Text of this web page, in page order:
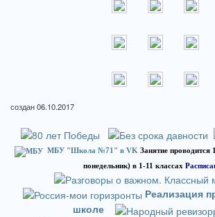
создан 06.10.2017
МБУ "Школа №71" в VK Занятие
понедельник) в 1-11 классах
Реализация
школе